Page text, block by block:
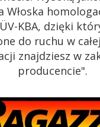
KBA, dzięki
do ruchu w
znajdziesz w
producencie".